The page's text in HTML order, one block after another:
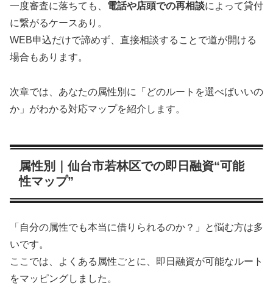
一度審査に落ちても、 電話や店頭での再相談によって貸付
に繋がるケースあり。
WEB申込だけで諦めず、直接相談することで道が開ける
場合もあります。
次章では、あなたの属性別に「どのルートを選べばいいの
か」がわかる対応マップを紹介します。
属性別｜仙台市若林区での即日融資“可能
性マップ”
「自分の属性でも本当に借りられるのか？」と悩む方は多
いです。
ここでは、よくある属性ごとに、即日融資が可能なルート
をマッピングしました。